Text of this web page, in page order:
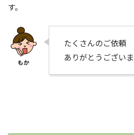
す。
たくさんのご依頼
ありがとうござい